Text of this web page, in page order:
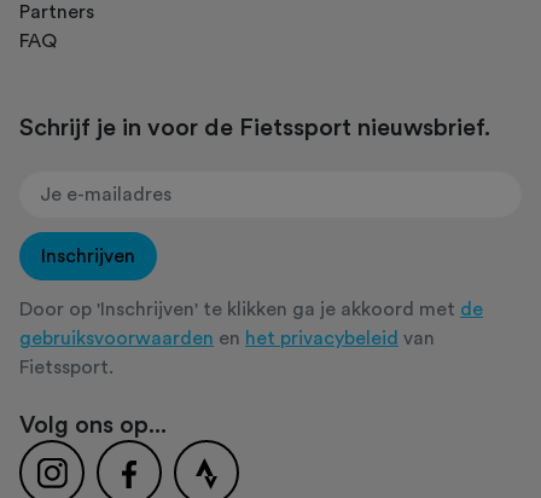
Partners
FAQ
Schrijf je in voor de Fietssport nieuwsbrief.
Inschrijven
Door op 'Inschrijven' te klikken ga je akkoord met de
gebruiksvoorwaarden en het privacybeleid van
Fietssport.
Volg ons op...